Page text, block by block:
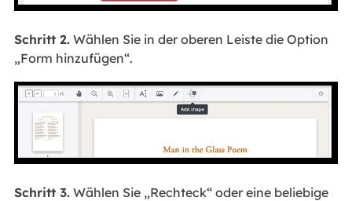
Schritt 2.Wählen Sie in der oberen Leiste die Option
„Form hinzufügen“.
Schritt 3.Wählen Sie „Rechteck“ oder eine beliebige